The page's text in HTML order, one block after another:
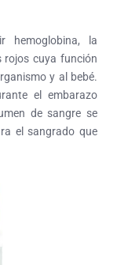
hemoglobina, la
rojos cuya función
y al bebé.
el embarazo
de sangre se
el sangrado que